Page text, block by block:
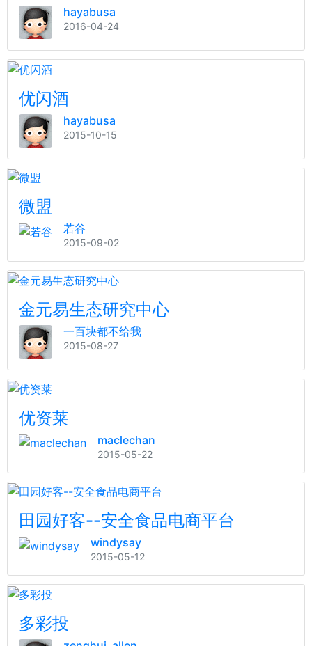
hayabusa
2016-04-24
优闪酒
hayabusa
2015-10-15
微盟
若谷
2015-09-02
金元易生态研究中心
一百块都不给我
2015-08-27
优资莱
maclechan
2015-05-22
田园好客--安全食品电商平台
windysay
2015-05-12
多彩投